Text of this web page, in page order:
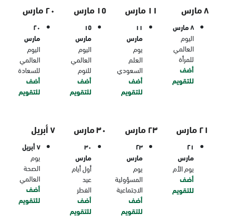
٨ مارس
٨ مارس
اليوم
العالمي
للمرأة
أضف
للتقويم
١١ مارس
١١
مارس
يوم
العلم
السعودي
أضف
للتقويم
١٥ مارس
١٥
مارس
اليوم
العالمي
للنوم
أضف
للتقويم
٢٠ مارس
٢٠
مارس
اليوم
العالمي
للسعادة
أضف
للتقويم
٢١ مارس
٢١
مارس
يوم الأم
أضف
للتقويم
٢٣ مارس
٢٣
مارس
يوم
المسؤولية
الاجتماعية
أضف
للتقويم
٣٠ مارس
٣٠
مارس
أول أيام
عيد
الفطر
أضف
للتقويم
٧ أبريل
٧ أبريل
يوم
الصحة
العالمي
أضف
للتقويم